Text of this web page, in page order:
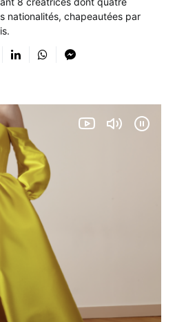
nationalités, chapeautées par